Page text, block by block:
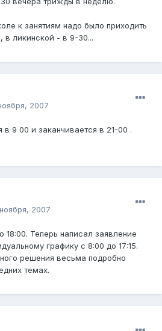
к занятиям надо было приходить
в ликинской - в 9-30...
2007
в 9 00 и заканчивается в 21-00 .
2007
18:00. Теперь написал заявление
графику с 8:00 до 17:15.
решения весьма подробно
темах.